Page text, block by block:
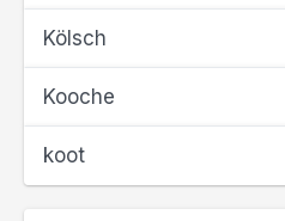
Kölsch
Kooche
koot